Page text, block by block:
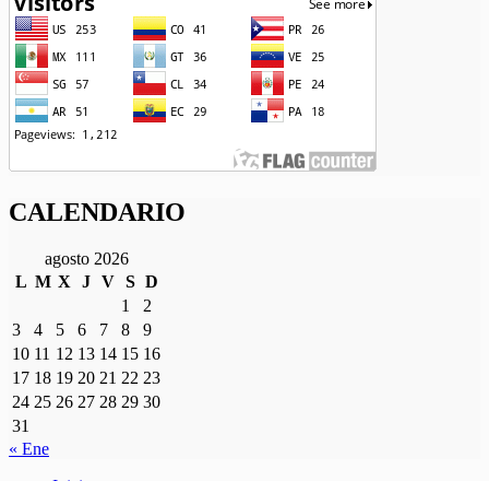
CALENDARIO
agosto 2026
L M X J V S D
1
2
3
4 5 6 7 8
9
10 11 12 13 14 15 16
17 18 19 20 21 22 23
24 25 26 27 28 29 30
31
« Ene